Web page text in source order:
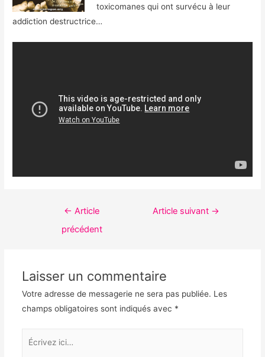
toxicomanes qui ont survécu à leur
addiction destructrice…
Navigation
← Article
précédent
Article suivant →
Laisser un commentaire
Votre adresse de messagerie ne sera pas publiée. Les
champs obligatoires sont indiqués avec *
Écrivez